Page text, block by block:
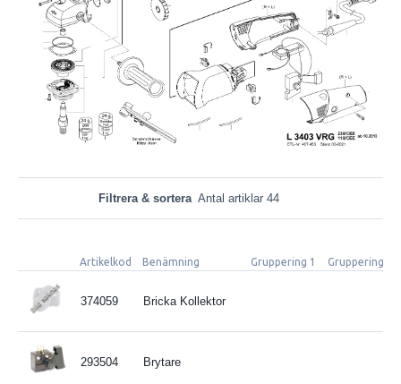
Filtrera & sortera Antal artiklar 44
Artikelkod Benämning Gruppering 1 Gruppering 2
374059 Bricka Kollektor
293504 Brytare